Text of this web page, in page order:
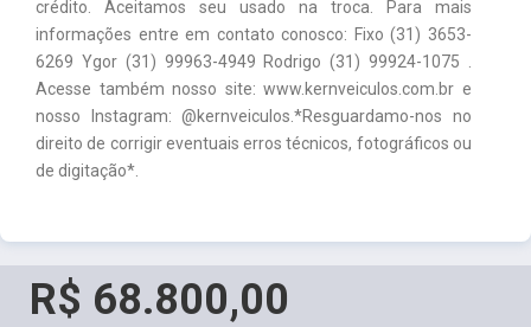
crédito. Aceitamos seu usado na troca. Para mais
informações entre em contato conosco: Fixo (31) 3653-
6269 Ygor (31) 99963-4949 Rodrigo (31) 99924-1075 .
Acesse também nosso site: www.kernveiculos.com.br e
nosso Instagram: @kernveiculos.*Resguardamo-nos no
direito de corrigir eventuais erros técnicos, fotográficos ou
de digitação*.
R$ 68.800,00